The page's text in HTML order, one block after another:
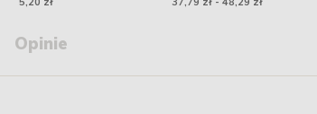
Opinie